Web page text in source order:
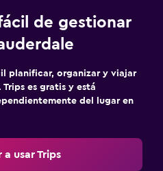
de gestionar
planificar, organizar y viajar
es gratis y está
del lugar en
a usar Trips